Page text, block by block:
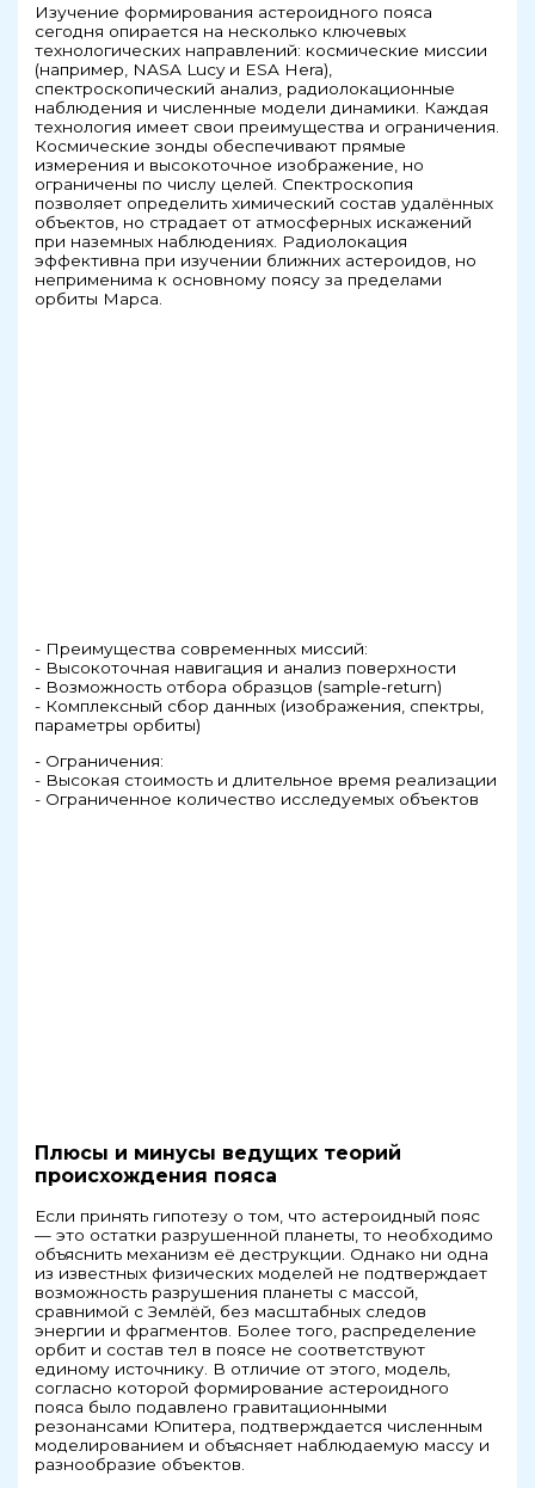
Изучение формирования астероидного пояса
сегодня опирается на несколько ключевых
технологических направлений: космические миссии
(например, NASA Lucy и ESA Hera),
спектроскопический анализ, радиолокационные
наблюдения и численные модели динамики. Каждая
технология имеет свои преимущества и ограничения.
Космические зонды обеспечивают прямые
измерения и высокоточное изображение, но
ограничены по числу целей. Спектроскопия
позволяет определить химический состав удалённых
объектов, но страдает от атмосферных искажений
при наземных наблюдениях. Радиолокация
эффективна при изучении ближних астероидов, но
неприменима к основному поясу за пределами
орбиты Марса.
- Преимущества современных миссий:
- Высокоточная навигация и анализ поверхности
- Возможность отбора образцов (sample-return)
- Комплексный сбор данных (изображения, спектры,
параметры орбиты)
- Ограничения:
- Высокая стоимость и длительное время реализации
- Ограниченное количество исследуемых объектов
Плюсы и минусы ведущих теорий
происхождения пояса
Если принять гипотезу о том, что астероидный пояс
— это остатки разрушенной планеты, то необходимо
объяснить механизм её деструкции. Однако ни одна
из известных физических моделей не подтверждает
возможность разрушения планеты с массой,
сравнимой с Землёй, без масштабных следов
энергии и фрагментов. Более того, распределение
орбит и состав тел в поясе не соответствуют
единому источнику. В отличие от этого, модель,
согласно которой формирование астероидного
пояса было подавлено гравитационными
резонансами Юпитера, подтверждается численным
моделированием и объясняет наблюдаемую массу и
разнообразие объектов.